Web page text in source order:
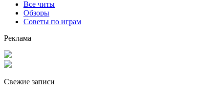
Все читы
Обзоры
Советы по играм
Реклама
Свежие записи